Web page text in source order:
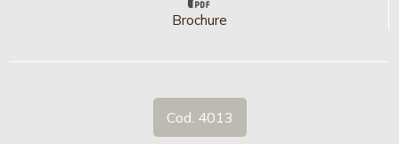
Brochure
Cod. 4013